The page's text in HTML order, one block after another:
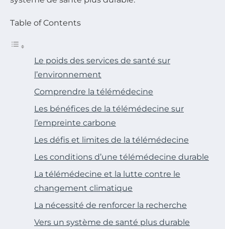
Table of Contents
Le poids des services de santé sur
l’environnement
Comprendre la télémédecine
Les bénéfices de la télémédecine sur
l’empreinte carbone
Les défis et limites de la télémédecine
Les conditions d’une télémédecine durable
La télémédecine et la lutte contre le
changement climatique
La nécessité de renforcer la recherche
Vers un système de santé plus durable